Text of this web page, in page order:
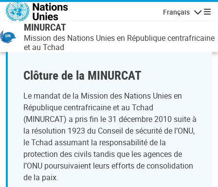
Aller au contenu principal
Français
MINURCAT
Mission des Nations Unies en République centrafricaine
et au Tchad
Clôture de la MINURCAT
Le mandat de la Mission des Nations Unies en
République centrafricaine et au Tchad
(MINURCAT) a pris fin le 31 décembre 2010 suite à
la résolution 1923 du Conseil de sécurité de l’ONU,
le Tchad assumant la responsabilité de la
protection des civils tandis que les agences de
l’ONU poursuivaient leurs efforts de consolidation
de la paix.